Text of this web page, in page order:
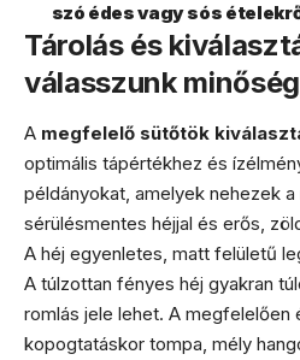
szó édes vagy sós
Tárolás és
válasszunk
A megfelelő sütőtök
optimális tápértékhez és
példányokat, amelyek nehezek
sérülésmentes héjjal és erős,
A héj egyenletes, matt felületű
A túlzottan fényes héj gyakran
romlás jele lehet. A megfelelően
kopogtatáskor tompa, mély